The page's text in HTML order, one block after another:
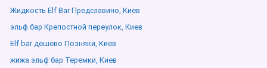
Жидкость Elf Bar Предславино, Киев
эльф бар Крепостной переулок, Киев
Elf bar дешево Позняки, Киев
жижа эльф бар Теремки, Киев